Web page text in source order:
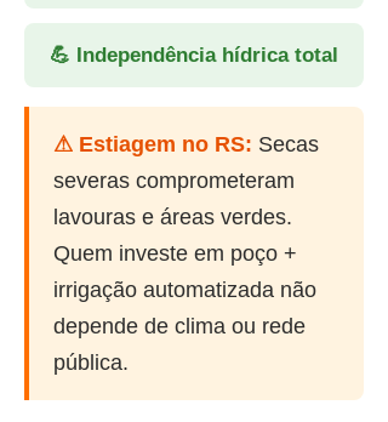
💪 Independência hídrica total
⚠ Estiagem no RS: Secas
severas comprometeram
lavouras e áreas verdes.
Quem investe em poço +
irrigação automatizada não
depende de clima ou rede
pública.